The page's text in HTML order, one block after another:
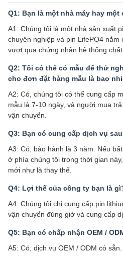
Q1: Bạn là một nhà máy hay
A1: Chúng tôi là một nhà sản xuất
chuyên nghiệp và pin LifePO4
vượt qua chứng nhận hệ thống
Q2: Tôi có thể có mẫu để thử
cho đơn đặt hàng mẫu là bao
A2: Có, chúng tôi có thể cung cấp
mẫu là 7-10 ngày, và người mua
vận chuyển.
Q3: Bạn có cung cấp dịch vụ
A3: Có, bảo hành là 3 năm. Nếu
ở phía chúng tôi trong thời gian
mới như là thay thế.
Q4: Lợi thế của công ty bạn là
A4: Chúng tôi chỉ cung cấp pin
vận chuyển đúng giờ và cung cấp
Q5: Bạn có chấp nhận OEM /
A5: Có, dịch vụ OEM / ODM có sẵn.